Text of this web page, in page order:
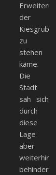
Erweiterung
der
Kiesgrube
zu
stehen
käme.
Die
Stadt
sah sich
durch
diese
Lage
aber
weiterhin
behindert